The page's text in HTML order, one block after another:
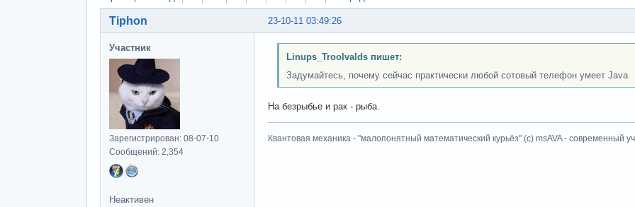
23-10-11 03:49:26
Tiphon
Участник
Зарегистрирован: 08-07-10
Сообщений: 2,354
Linups_Troolvalds пишет:
Задумайтесь, почему сейчас практически любой сотовый телефон умеет Java
На безрыбье и рак - рыба.
Квантовая механика - "малопонятный математический курьёз" (с) msAVA - современный
Неактивен